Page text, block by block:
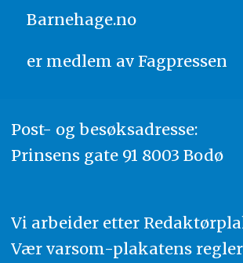
Barnehage.no
er medlem av Fagpressen
Post- og besøksadresse:
Prinsens gate 91 8003 Bodø
Vi arbeider etter
Vær varsom-plakatens